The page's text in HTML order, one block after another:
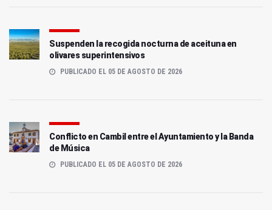
Suspenden la recogida nocturna de aceituna en
olivares superintensivos
PUBLICADO EL 05 DE AGOSTO DE 2026
Conflicto en Cambil entre el Ayuntamiento y la Banda
de Música
PUBLICADO EL 05 DE AGOSTO DE 2026